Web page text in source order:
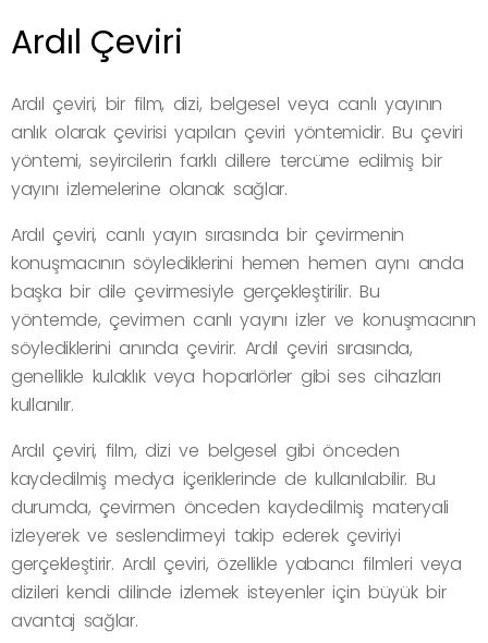
Ardıl Çeviri
Ardıl çeviri, bir film, dizi, belgesel veya canlı yayının
anlık olarak çevirisi yapılan çeviri yöntemidir. Bu çeviri
yöntemi, seyircilerin farklı dillere tercüme edilmiş bir
yayını izlemelerine olanak sağlar.
Ardıl çeviri, canlı yayın sırasında bir çevirmenin
konuşmacının söylediklerini hemen hemen aynı anda
başka bir dile çevirmesiyle gerçekleştirilir. Bu
yöntemde, çevirmen canlı yayını izler ve konuşmacının
söylediklerini anında çevirir. Ardıl çeviri sırasında,
genellikle kulaklık veya hoparlörler gibi ses cihazları
kullanılır.
Ardıl çeviri, film, dizi ve belgesel gibi önceden
kaydedilmiş medya içeriklerinde de kullanılabilir. Bu
durumda, çevirmen önceden kaydedilmiş materyali
izleyerek ve seslendirmeyi takip ederek çeviriyi
gerçekleştirir. Ardıl çeviri, özellikle yabancı filmleri veya
dizileri kendi dilinde izlemek isteyenler için büyük bir
avantaj sağlar.